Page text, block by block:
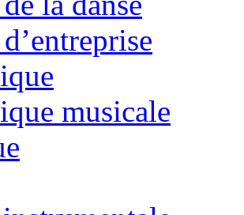
musicale